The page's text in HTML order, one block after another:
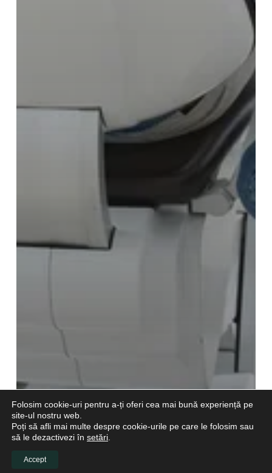
Folosim cookie-uri pentru a-ți oferi cea mai bună experiență pe
site-ul nostru web.
Poți să afli mai multe despre cookie-urile pe care le folosim sau
să le dezactivezi în setări
Accept